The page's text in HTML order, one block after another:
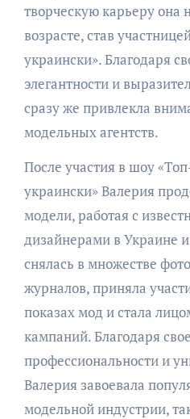
творческую карьеру она
возрасте, став
украински». Благодаря
элегантности и
сразу же привлекла
модельных агентств.
После участия в шоу
украински» Валерия
модели, работая с
дизайнерами в Украине
снялась в множестве
журналов, приняла
показах мод и стала
кампаний. Благодаря
профессиональности и
Валерия завоевала
модельной индустрии,